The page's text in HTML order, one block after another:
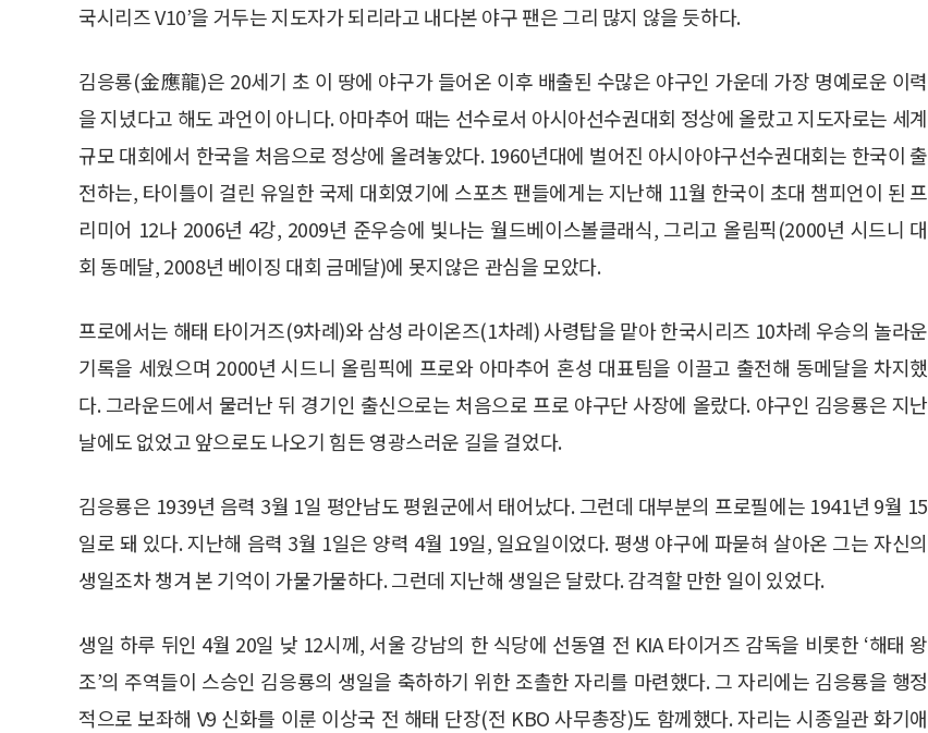
국시리즈 V10’을 거두는 지도자가 되리라고 내다본 야구 팬은 그리 많지 않을 듯하다.
김응룡(金應龍)은 20세기 초 이 땅에 야구가 들어온 이후 배출된 수많은 야구인 가운데 가장 명예로운 이력
을 지녔다고 해도 과언이 아니다. 아마추어 때는 선수로서 아시아선수권대회 정상에 올랐고 지도자로는 세계
규모 대회에서 한국을 처음으로 정상에 올려놓았다. 1960년대에 벌어진 아시아야구선수권대회는 한국이 출
전하는, 타이틀이 걸린 유일한 국제 대회였기에 스포츠 팬들에게는 지난해 11월 한국이 초대 챔피언이 된 프
리미어 12나 2006년 4강, 2009년 준우승에 빛나는 월드베이스볼클래식, 그리고 올림픽(2000년 시드니 대
회 동메달, 2008년 베이징 대회 금메달)에 못지않은 관심을 모았다.
프로에서는 해태 타이거즈(9차례)와 삼성 라이온즈(1차례) 사령탑을 맡아 한국시리즈 10차례 우승의 놀라운
기록을 세웠으며 2000년 시드니 올림픽에 프로와 아마추어 혼성 대표팀을 이끌고 출전해 동메달을 차지했
다. 그라운드에서 물러난 뒤 경기인 출신으로는 처음으로 프로 야구단 사장에 올랐다. 야구인 김응룡은 지난
날에도 없었고 앞으로도 나오기 힘든 영광스러운 길을 걸었다.
김응룡은 1939년 음력 3월 1일 평안남도 평원군에서 태어났다. 그런데 대부분의 프로필에는 1941년 9월 15
일로 돼 있다. 지난해 음력 3월 1일은 양력 4월 19일, 일요일이었다. 평생 야구에 파묻혀 살아온 그는 자신의
생일조차 챙겨 본 기억이 가물가물하다. 그런데 지난해 생일은 달랐다. 감격할 만한 일이 있었다.
생일 하루 뒤인 4월 20일 낮 12시께, 서울 강남의 한 식당에 선동열 전 KIA 타이거즈 감독을 비롯한 ‘해태 왕
조’의 주역들이 스승인 김응룡의 생일을 축하하기 위한 조촐한 자리를 마련했다. 그 자리에는 김응룡을 행정
적으로 보좌해 V9 신화를 이룬 이상국 전 해태 단장(전 KBO 사무총장)도 함께했다. 자리는 시종일관 화기애